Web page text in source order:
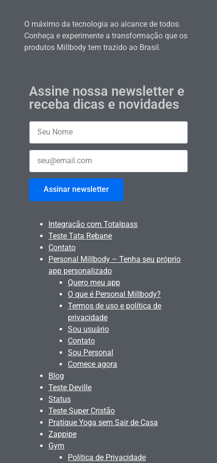
O máximo da tecnologia ao alcance de todos.
Conheça e experimente a transformação que os
produtos Millbody tem trazido ao Brasil.
Assine nossa newsletter e
receba dicas e novidades
Assinar newsletter
Integração com Totalpass
Teste Tata Rebane
Contato
Personal Millbody – Tenha seu próprio
app personalizado
Quero meu app
O que é Personal Millbody?
Termos de uso e política de
privacidade
Sou usuário
Contato
Sou Personal
Comece agora
Blog
Teste Deville
Status
Teste Super Cristão
Pratique Yoga sem Sair de Casa
Zappipe
Gym
Política de Privacidade